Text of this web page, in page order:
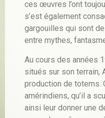
ces œuvres l’ont
s’est également
gargouilles qui sont
entre mythes,
Au cours des années
situés sur son terrain,
production de totems.
amérindiens, qu’il a
ainsi leur donner une